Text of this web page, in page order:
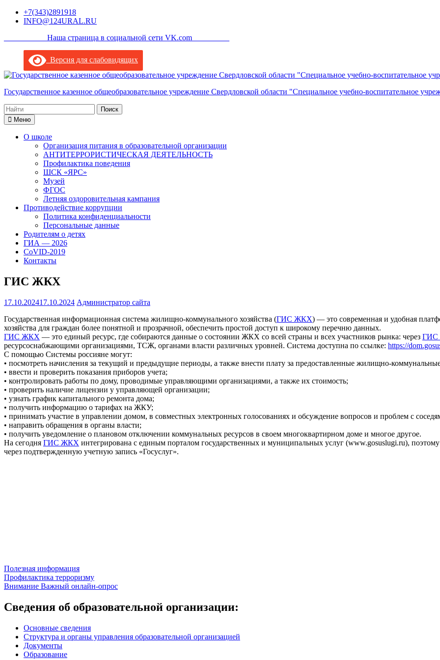
Перейти+7(343)2891918
INFO@124URAL.RU
___________Наша страница в социальной сети VK.com _________
Версия для слабовидящих
Государственное казенное общеобразовательное учреждение Свердловской области "Специальное учебно-воспитательное
Поиск
по:Меню
О школе
Организация питания в образовательной организации
АНТИТЕРРОРИСТИЧЕСКАЯ ДЕЯТЕЛЬНОСТЬ
Профилактика поведения
ШСК «ЯРС»
Музей
ФГОС
Летняя оздоровительная кампания
Противодействие коррупции
Политика конфиденциальности
Персональные данные
Родителям о детях
ГИА — 2026
CoVID-2019
Контакты
ГИС ЖКХ
17.10.202417.10.2024 Администратор сайта
Государственная информационная система жилищно-коммунального хозяйства (ГИС ЖКХ) — это современная и удобная
хозяйства для граждан более понятной и прозрачной, обеспечить простой доступ к широкому перечню данных.
ГИС ЖКХ — это единый ресурс, где собираются данные о состоянии ЖКХ со всей страны и всех участников рынка: через
ресурсоснабжающими организациями, ТСЖ, органами власти различных уровней. Система доступна по ссылке: https://
С помощью Системы россияне могут:
• посмотреть начисления за текущий и предыдущие периоды, а также внести плату за предоставленные жилищно-
• ввести и проверить показания приборов учета;
• контролировать работы по дому, проводимые управляющими организациями, а также их стоимость;
• проверить наличие лицензии у управляющей организации;
• узнать график капитального ремонта дома;
• получить информацию о тарифах на ЖКУ;
• принимать участие в управлении домом, в совместных электронных голосованиях и обсуждение вопросов и проблем с
• направить обращения в органы власти;
• получить уведомление о плановом отключении коммунальных ресурсов в своем многоквартирном доме и многое другое.
На сегодня ГИС ЖКХ интегрирована с единым порталом государственных и муниципальных услуг (www.gosuslugi.ru),
через подтвержденную учетную запись «Госуслуг».
Полезная информация
Навигация
по
записям
Профилактика терроризму
Внимание Важный онлайн-опрос
Сведения об образовательной организации:
Основные сведения
Структура и органы управления образовательной организацией
Документы
Образование